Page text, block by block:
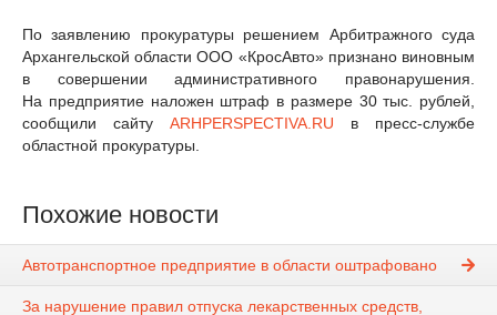
По заявлению прокуратуры решением Арбитражного суда
Архангельской области ООО «КросАвто» признано виновным
в совершении административного правонарушения.
На предприятие наложен штраф в размере 30 тыс. рублей,
сообщили сайту ARHPERSPECTIVA.RU в пресс-службе
областной прокуратуры.
Похожие новости
Автотранспортное предприятие в области оштрафовано
За нарушение правил отпуска лекарственных средств,